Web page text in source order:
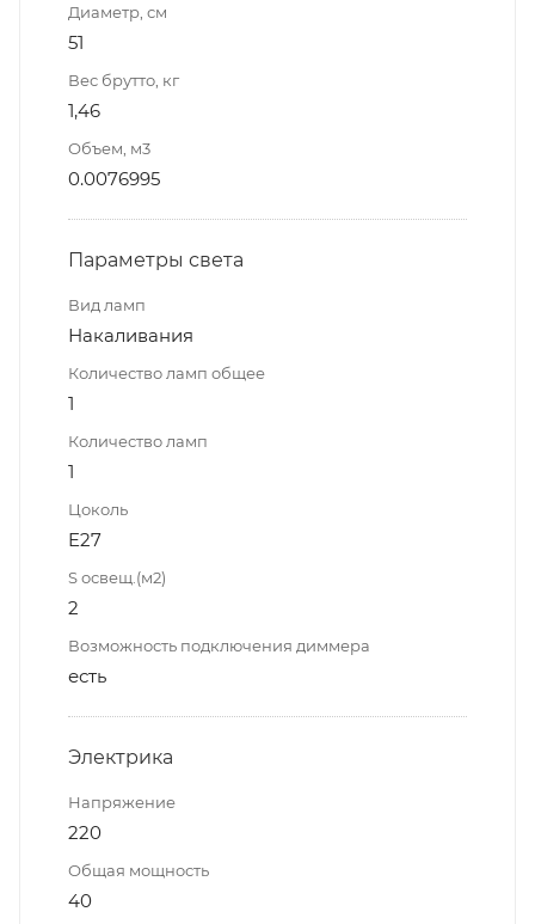
Диаметр, см
51
Вес брутто, кг
1,46
Объем, м3
0.0076995
Параметры света
Вид ламп
Накаливания
Количество ламп общее
1
Количество ламп
1
Цоколь
E27
S освещ.(м2)
2
Возможность подключения диммера
есть
Электрика
Напряжение
220
Общая мощность
40